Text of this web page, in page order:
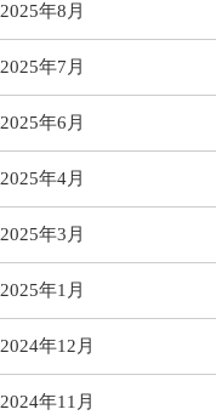
2025年8月
2025年7月
2025年6月
2025年4月
2025年3月
2025年1月
2024年12月
2024年11月